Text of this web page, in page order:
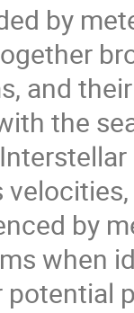
by
and
the
by
when